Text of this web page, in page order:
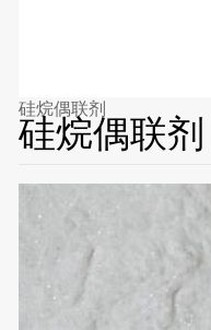
硅烷偶联剂
硅烷偶联剂